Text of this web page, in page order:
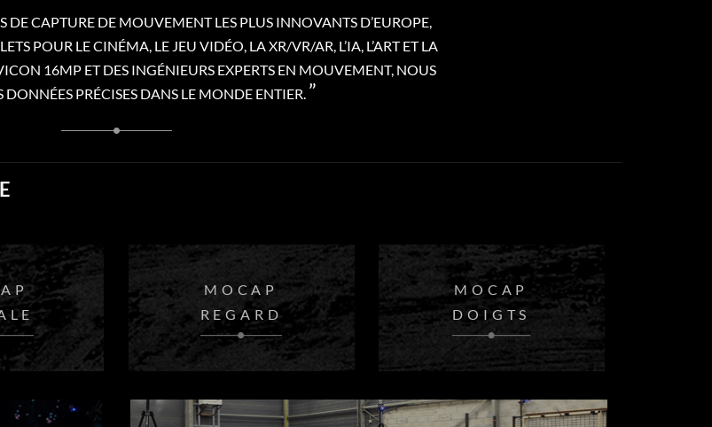
DE CAPTURE DE MOUVEMENT LES PLUS INNOVANTS D’EUROPE,
POUR LE CINÉMA, LE JEU VIDÉO, LA XR/VR/AR, L’IA, L’ART ET LA
16MP ET DES INGÉNIEURS EXPERTS EN MOUVEMENT, NOUS
DONNÉES PRÉCISES DANS LE MONDE ENTIER.
MOCAP
REGARD
MOCAP
DOIGTS